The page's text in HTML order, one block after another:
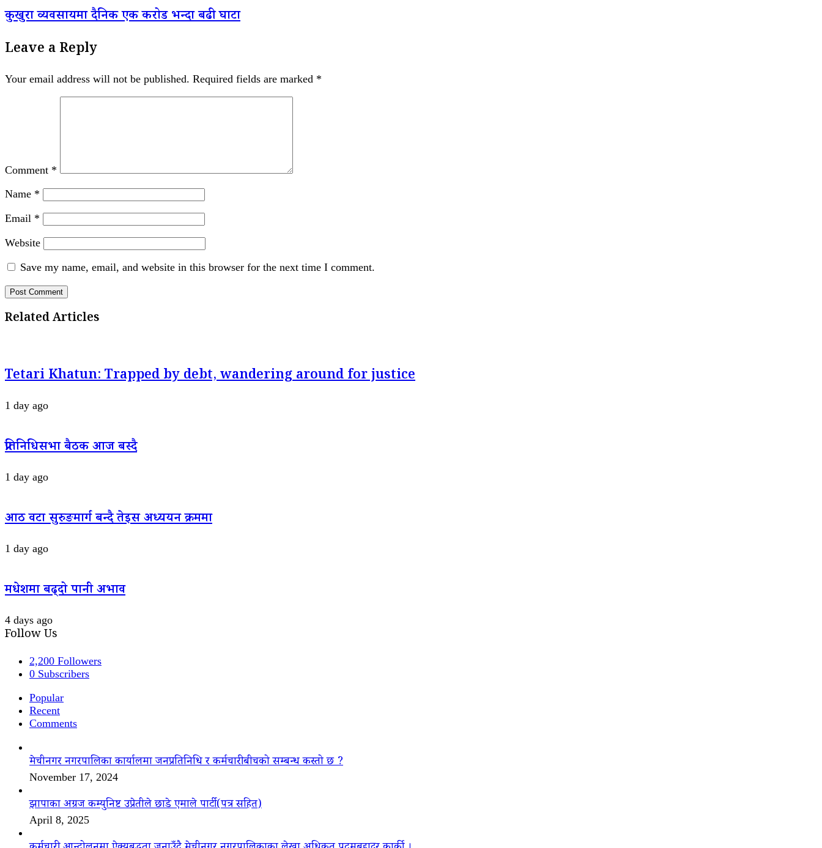
कुखुरा व्यवसायमा दैनिक एक करोड भन्दा बढी घाटा
Leave a Reply
Your email address will not be published. Required fields are marked *
Comment *
Name *
Email *
Website
Save my name, email, and website in this browser for the next time I comment.
Related Articles
Tetari Khatun: Trapped by debt, wandering around for justice
1 day ago
प्रतिनिधिसभा बैठक आज बस्दै
1 day ago
आठ वटा सुरुङमार्ग बन्दै तेइस अध्ययन क्रममा
1 day ago
मधेशमा बढ्दो पानी अभाव
4 days ago
Follow Us
2,200 Followers
0 Subscribers
Popular
Recent
Comments
मेचीनगर नगरपालिका कार्यालमा जनप्रतिनिधि र कर्मचारीबीचको सम्बन्ध कस्तो छ ?
November 17, 2024
झापाका अग्रज कम्युनिष्ट उप्रेतीले छाडे एमाले पार्टी(पत्र सहित)
April 8, 2025